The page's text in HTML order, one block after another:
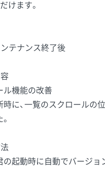
けます。
テナンス終了後
機能の改善
に、一覧のスクロールの
の起動時に自動でバージョ